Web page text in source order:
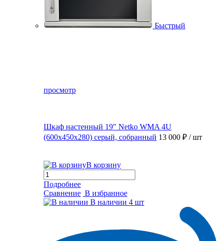
Быстрый
просмотр
Шкаф настенный 19″ Netko WMA 4U
(600x450x280) серый, собранный 13 000 ₽ / шт
В корзину
Подробнее
Сравнение В избранное
В наличии 4 шт